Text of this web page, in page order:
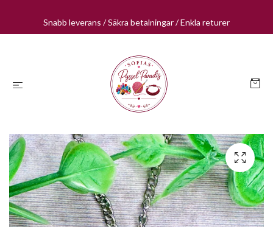
Snabb leverans / Säkra betalningar / Enkla returer